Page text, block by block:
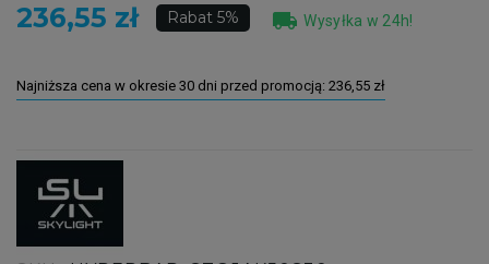
236,55 zł Rabat 5% local_shipping Wysyłka w 24h!
Najniższa cena w okresie 30 dni przed promocją: 236,55 zł